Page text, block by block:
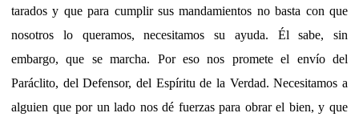
tarados y que para cumplir sus mandamientos no basta con que
nosotros lo queramos, necesitamos su ayuda. Él sabe, sin
embargo, que se marcha. Por eso nos promete el envío del
Paráclito, del Defensor, del Espíritu de la Verdad. Necesitamos a
alguien que por un lado nos dé fuerzas para obrar el bien, y que